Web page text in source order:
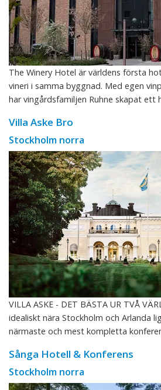
The Winery Hotel är världens första
vineri i samma byggnad. Med egen
har vingårdsfamiljen Ruhne skapat ett
Villa Aske Bro
Stockholm norra
VILLA ASKE - DET BÄSTA UR TVÅ
idealiskt nära Stockholm och Arlanda
närmaste och mest kompletta
Sånga Hotell & Konferens
Stockholm norra